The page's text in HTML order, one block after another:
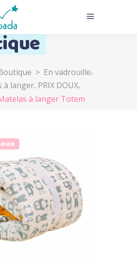
> En vadrouille,
à langer, PRIX DOUX,
à langer Totem